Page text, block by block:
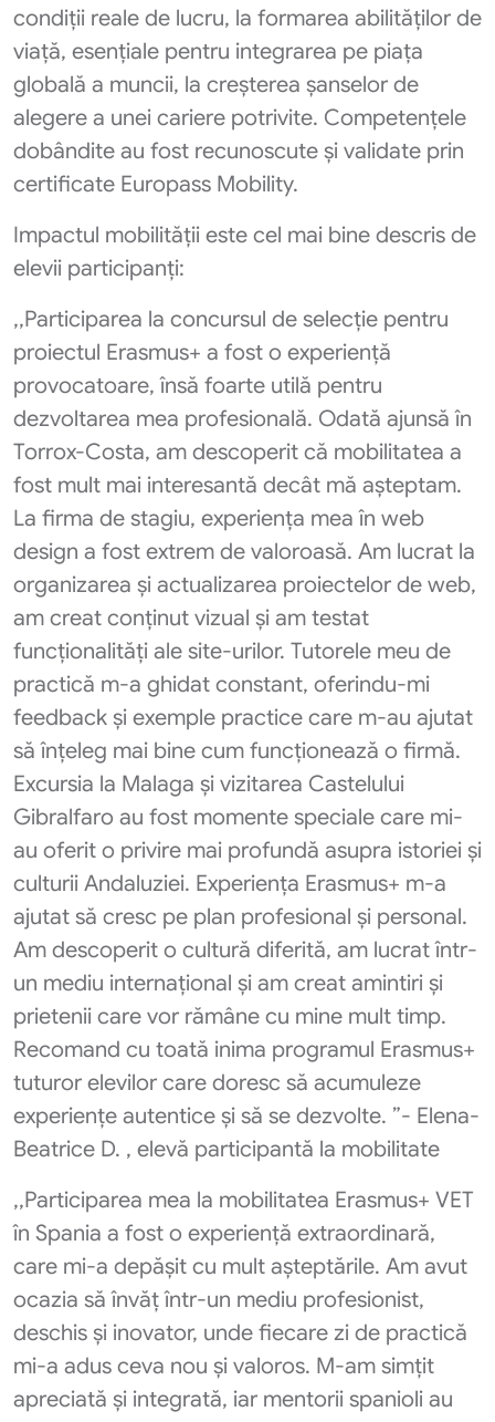
condiții reale de lucru, la formarea abilităților de
viață, esențiale pentru integrarea pe piața
globală a muncii, la creșterea șanselor de
alegere a unei cariere potrivite. Competențele
dobândite au fost recunoscute și validate prin
certificate Europass Mobility.
Impactul mobilității este cel mai bine descris de
elevii participanți:
,,Participarea la concursul de selecție pentru
proiectul Erasmus+ a fost o experiență
provocatoare, însă foarte utilă pentru
dezvoltarea mea profesională. Odată ajunsă în
Torrox-Costa, am descoperit că mobilitatea a
fost mult mai interesantă decât mă așteptam.
La firma de stagiu, experiența mea în web
design a fost extrem de valoroasă. Am lucrat la
organizarea și actualizarea proiectelor de web,
am creat conținut vizual și am testat
funcționalități ale site-urilor. Tutorele meu de
practică m-a ghidat constant, oferindu-mi
feedback și exemple practice care m-au ajutat
să înțeleg mai bine cum funcționează o firmă.
Excursia la Malaga și vizitarea Castelului
Gibralfaro au fost momente speciale care mi-
au oferit o privire mai profundă asupra istoriei și
culturii Andaluziei. Experiența Erasmus+ m-a
ajutat să cresc pe plan profesional și personal.
Am descoperit o cultură diferită, am lucrat într-
un mediu internațional și am creat amintiri și
prietenii care vor rămâne cu mine mult timp.
Recomand cu toată inima programul Erasmus+
tuturor elevilor care doresc să acumuleze
experiențe autentice și să se dezvolte. ”- Elena-
Beatrice D. , elevă participantă la mobilitate
,,Participarea mea la mobilitatea Erasmus+ VET
în Spania a fost o experiență extraordinară,
care mi-a depășit cu mult așteptările. Am avut
ocazia să învăț într-un mediu profesionist,
deschis și inovator, unde fiecare zi de practică
mi-a adus ceva nou și valoros. M-am simțit
apreciată și integrată, iar mentorii spanioli au